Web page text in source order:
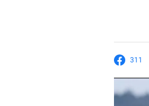
311